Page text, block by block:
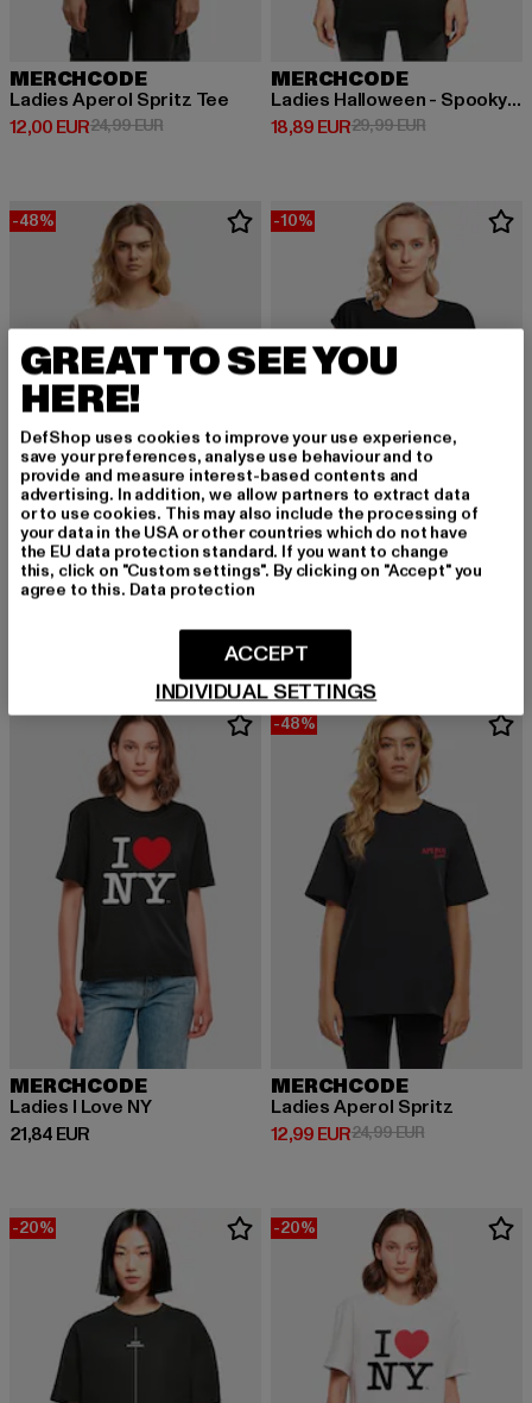
MERCHCODE
Ladies Aperol Spritz Tee
12,00 EUR
Derzeitiger Preis: 12,00 EUR
24,99 EURAktionspreis: 24,99 EUR
MERCHCODE
Ladies Halloween - Spooky Ghost
18,89 EUR
Derzeitiger Preis: 18,89 EUR
29,99 EURAktionspreis:
-48%
MERCHCODE
Ladies Aperol Spritz
Derzeitiger Preis: 12,99 EURAktionspreis: 24,99 EUR
-10%
MERCHCODE
22,49 EUR
Derzeitiger Preis: 22,49 EUR
MERCHCODE
Ladies I Love NY
21,84 EUR
Derzeitiger Preis: 21,84 EUR
-48%
MERCHCODE
Ladies Aperol Spritz
12,99 EUR
Derzeitiger Preis: 12,99 EUR
24,99 EURAktionspreis:
-20% -20%
GREAT TO SEE YOU
HERE!
DefShop uses cookies to improve your use experience,
save your preferences, analyse use behaviour and to
provide and measure interest-based contents and
advertising. In addition, we allow partners to extract data
or to use cookies. This may also include the processing of
your data in the USA or other countries which do not have
the EU data protection standard. If you want to change
this, click on "Custom settings". By clicking on "Accept" you
agree to this. Data protection
INDIVIDUAL SETTINGS
ACCEPT